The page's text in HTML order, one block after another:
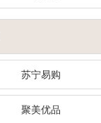
苏宁易购
聚美优品